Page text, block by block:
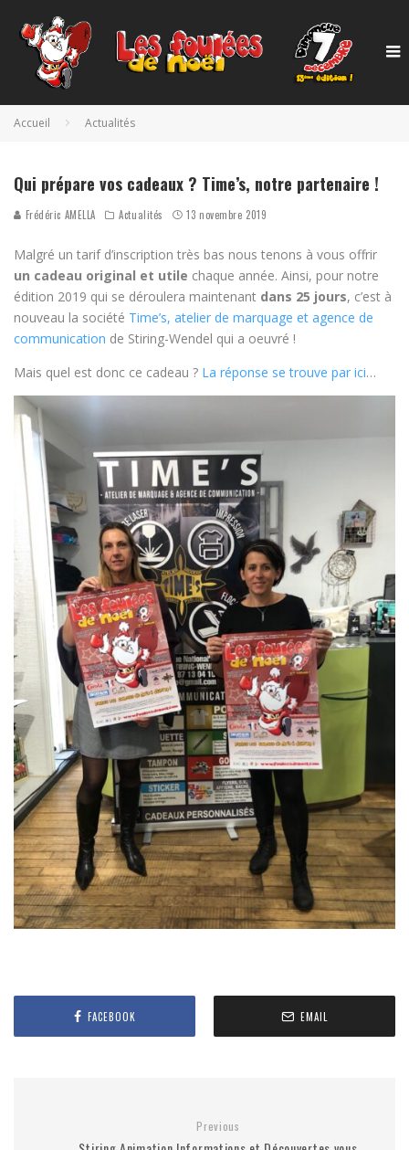
Accueil Actualités
Qui prépare vos cadeaux ? Time’s, notre partenaire !
Frédéric AMELLA Actualités 13 novembre 2019
Malgré un tarif d’inscription très bas nous tenons à vous offrir
un cadeau original et utile chaque année. Ainsi, pour notre
édition 2019 qui se déroulera maintenant dans 25 jours, c’est à
nouveau la société Time’s, atelier de marquage et agence de
communication de Stiring-Wendel qui a oeuvré !
Mais quel est donc ce cadeau ? La réponse se trouve par ici…
FACEBOOK EMAIL
Previous